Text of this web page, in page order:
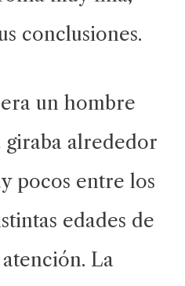
conclusiones.
era un hombre
giraba alrededor
pocos entre los
edades de
La